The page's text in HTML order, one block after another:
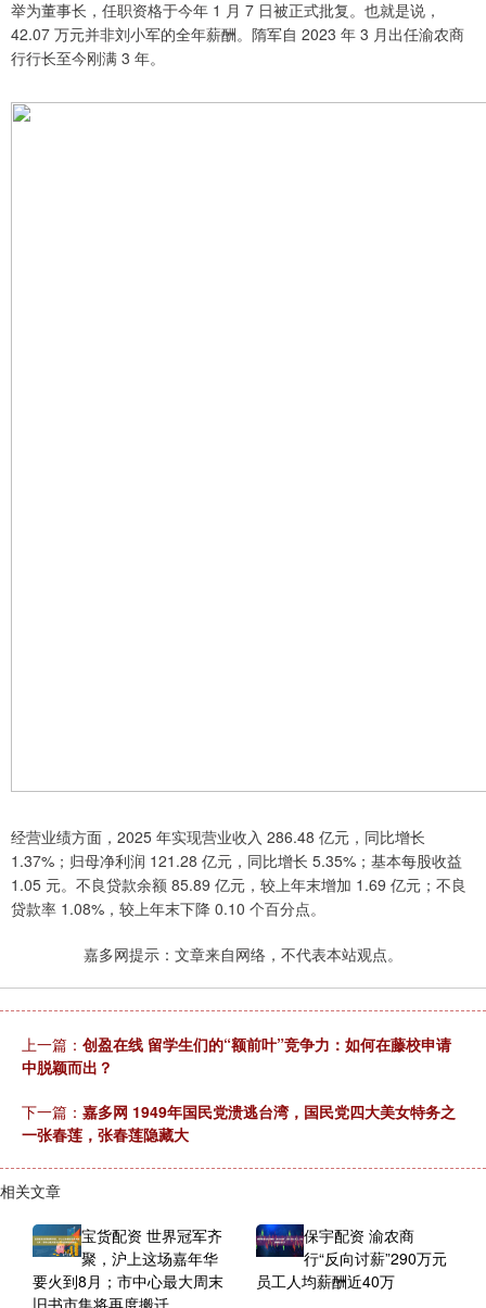
举为董事长，任职资格于今年 1 月 7 日被正式批复。也就是说，
42.07 万元并非刘小军的全年薪酬。隋军自 2023 年 3 月出任渝农商
行行长至今刚满 3 年。
经营业绩方面，2025 年实现营业收入 286.48 亿元，同比增长
1.37%；归母净利润 121.28 亿元，同比增长 5.35%；基本每股收益
1.05 元。不良贷款余额 85.89 亿元，较上年末增加 1.69 亿元；不良
贷款率 1.08%，较上年末下降 0.10 个百分点。
嘉多网提示：文章来自网络，不代表本站观点。
上一篇： 创盈在线 留学生们的“额前叶”竞争力：如何在藤校申请
中脱颖而出？
下一篇： 嘉多网 1949年国民党溃逃台湾，国民党四大美女特务之
一张春莲，张春莲隐藏大
相关文章
宝货配资 世界冠军齐
聚，沪上这场嘉年华
要火到8月；市中心最大周末
保宇配资 渝农商
行“反向讨薪”290万元
员工人均薪酬近40万